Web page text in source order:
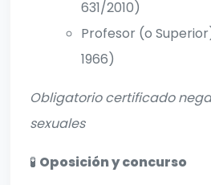
631/2010)
Profesor (o
1966)
Obligatorio certificado
sexuales
🧪 Oposición y concurso